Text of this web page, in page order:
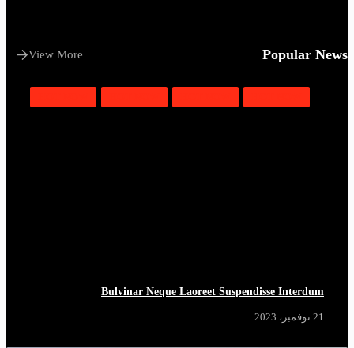
Popular News
View More
Bulvinar Neque Laoreet Suspendisse Interdum
21 نوفمبر، 2023